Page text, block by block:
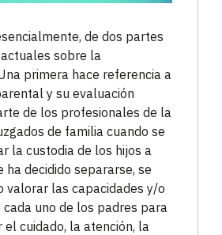
de dos partes
sobre la
primera hace referencia a
y su evaluación
de los profesionales de la
de familia cuando se
la custodia de los hijos a
ha decidido separarse, se
valorar las capacidades y/o
cada uno de los padres para
cuidado, la atención, la